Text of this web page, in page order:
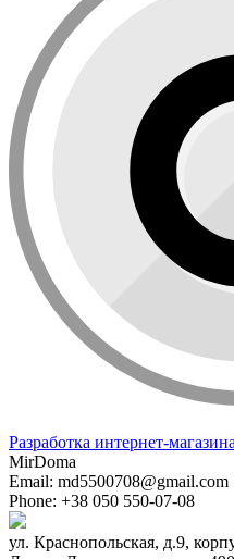
Разработка интернет-магазина
MirDoma
Email: md5500708@gmail.com
Phone: +38 050 550-07-08
ул. Краснопольская, д.9,